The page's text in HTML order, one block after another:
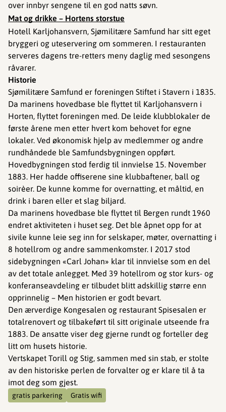
over innbyr sengene til en god natts søvn.
Mat og drikke – Hortens storstue
Hotell Karljohansvern, Sjømilitære Samfund har sitt eget
bryggeri og uteservering om sommeren. I restauranten
serveres dagens tre-retters meny daglig med sesongens
råvarer.
Historie
Sjømilitære Samfund er foreningen Stiftet i Stavern i 1835.
Da marinens hovedbase ble flyttet til Karljohansvern i
Horten, flyttet foreningen med. De leide klubblokaler de
første årene men etter hvert kom behovet for egne
lokaler. Ved økonomisk hjelp av medlemmer og andre
rundhåndede ble Samfundsbygningen oppført.
Hovedbygningen stod ferdig til innvielse 15. November
1883. Her hadde offiserene sine klubbaftener, ball og
soirèer. De kunne komme for overnatting, et måltid, en
drink i baren eller et slag biljard.
Da marinens hovedbase ble flyttet til Bergen rundt 1960
endret aktiviteten i huset seg. Det ble åpnet opp for at
sivile kunne leie seg inn for selskaper, møter, overnatting i
8 hotellrom og andre sammenkomster. I 2017 stod
sidebygningen «Carl Johan» klar til innvielse som en del
av det totale anlegget. Med 39 hotellrom og stor kurs- og
konferanseavdeling er tilbudet blitt adskillig større enn
opprinnelig – Men historien er godt bevart.
Den ærverdige Kongesalen og restaurant Spisesalen er
totalrenovert og tilbakeført til sitt originale utseende fra
1883. De ansatte viser deg gjerne rundt og forteller deg
litt om husets historie.
Vertskapet Torill og Stig, sammen med sin stab, er stolte
av den historiske perlen de forvalter og er klare til å ta
imot deg som gjest.
gratis parkering Gratis wifi